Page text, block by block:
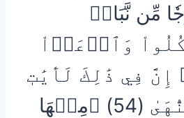
مِّن نَّبَاتٖ
(53) كُلُواْ وَٱرۡعَوۡاْ
فِي ذَٰلِكَ لَأٓيَٰتٖ
لِّأُوْلِي ٱلنُّهَىٰ (54) ۞مِنۡهَا